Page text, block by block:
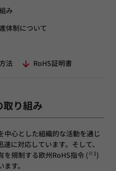
み
体制について
法
RoHS証明書
り組み
中心とした組織的な活動を通じ
に対応しています。そして、
を規制する欧州RoHS指令 ( ※1 )
す。